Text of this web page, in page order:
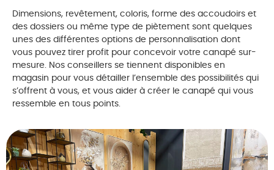
Dimensions, revêtement, coloris, forme des accoudoirs et
des dossiers ou même type de piètement sont quelques
unes des différentes options de personnalisation dont
vous pouvez tirer profit pour concevoir votre canapé sur-
mesure. Nos conseillers se tiennent disponibles en
magasin pour vous détailler l’ensemble des possibilités qui
s’offrent à vous, et vous aider à créer le canapé qui vous
ressemble en tous points.